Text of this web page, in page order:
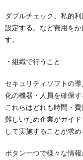
ダブルチェック、私的
設定する。など費用を
す。
・組織で行うこと
セキュリティソフトの
化の機器・人員を確保す
これらはどれも時間・
難しいため企業がガイ
して実施することが求め
ボタン一つで様々な情